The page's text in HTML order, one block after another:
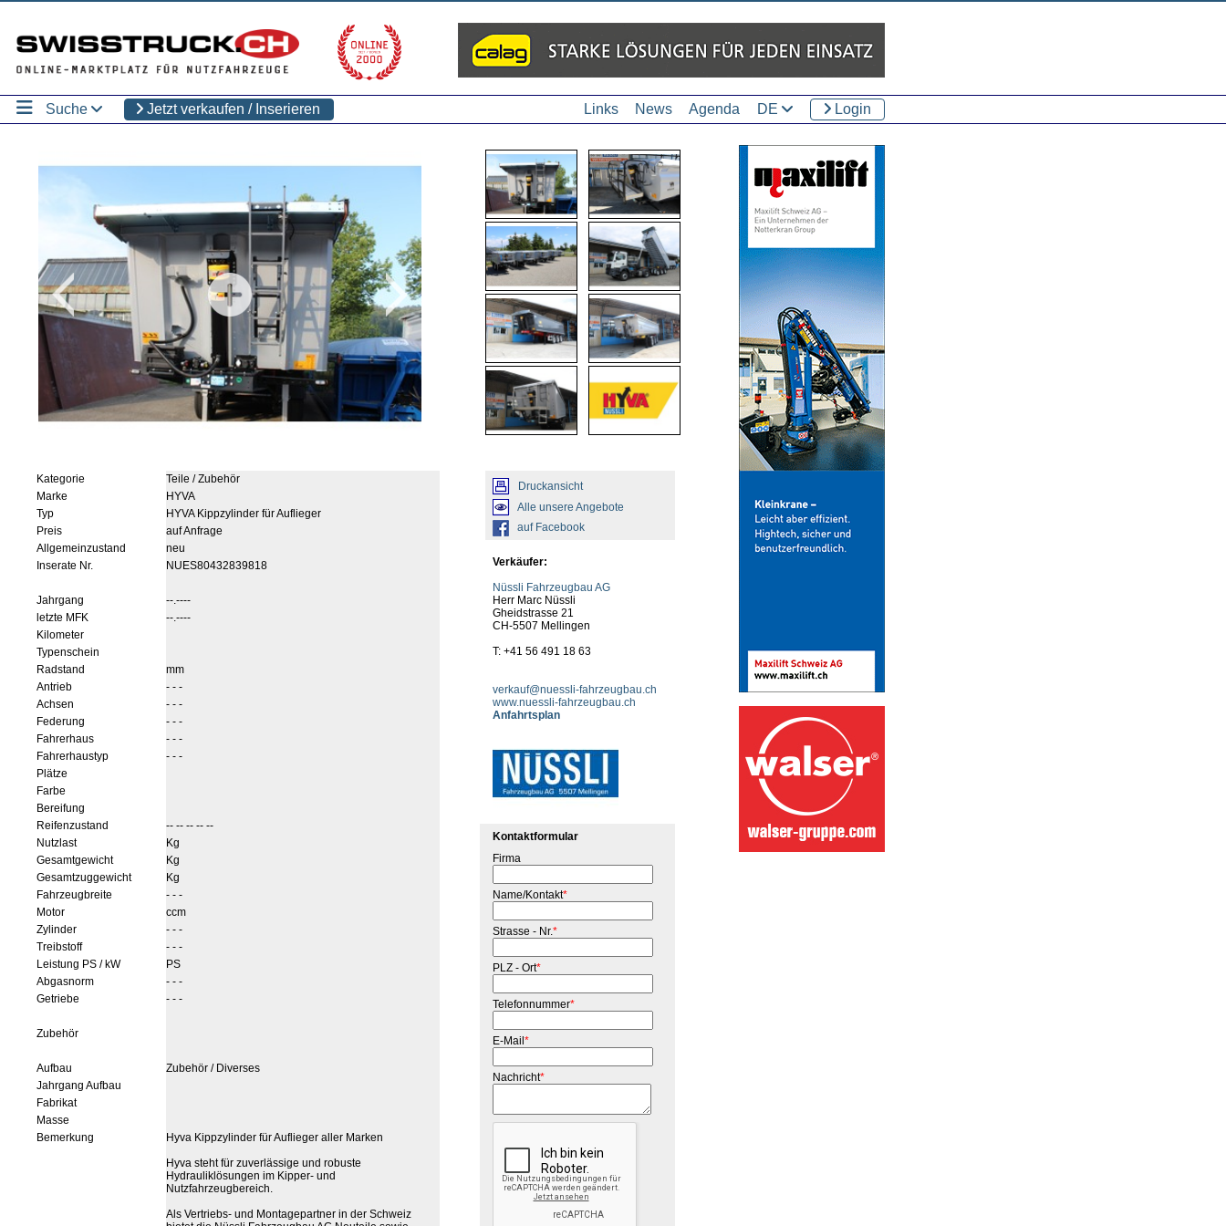
Suche Jetzt verkaufen / Inserieren Links News Agenda DE Login
Kategorie
Teile / Zubehör
Marke
HYVA
Typ
HYVA Kippzylinder für Auflieger
Preis
auf Anfrage
Allgemeinzustand
neu
Inserate Nr.
NUES80432839818
Jahrgang
--.----
letzte MFK
--.----
Kilometer
Typenschein
Radstand
mm
Antrieb
- - -
Achsen
- - -
Federung
- - -
Fahrerhaus
- - -
Fahrerhaustyp
- - -
Plätze
Farbe
Bereifung
Reifenzustand
-- -- -- -- --
Nutzlast
Kg
Gesamtgewicht
Kg
Gesamtzuggewicht
Kg
Fahrzeugbreite
- - -
Motor
ccm
Zylinder
- - -
Treibstoff
- - -
Leistung PS / kW
PS
Abgasnorm
- - -
Getriebe
- - -
Zubehör
Aufbau
Zubehör / Diverses
Jahrgang Aufbau
Fabrikat
Masse
Bemerkung
Hyva Kippzylinder für Auflieger aller Marken
Hyva steht für zuverlässige und robuste
Hydrauliklösungen im Kipper- und
Nutzfahrzeugbereich.
Als Vertriebs- und Montagepartner in der Schweiz
Druckansicht
Alle unsere Angebote
auf Facebook
Verkäufer:
Nüssli Fahrzeugbau AG
Herr Marc Nüssli
Gheidstrasse 21
CH-5507 Mellingen
T: +41 56 491 18 63
verkauf@nuessli-fahrzeugbau.ch
www.nuessli-fahrzeugbau.ch
Anfahrtsplan
Kontaktformular
Firma
Name/Kontakt*
Strasse - Nr.*
PLZ - Ort*
Telefonnummer*
E-Mail *
Nachricht*